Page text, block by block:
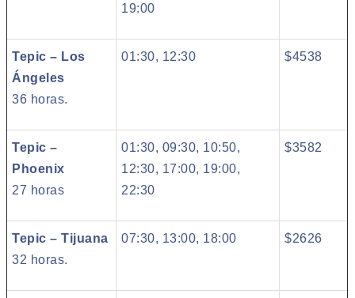
19:00
Tepic – Los
Ángeles
36 horas.
01:30, 12:30 $4538
Tepic –
Phoenix
27 horas
01:30, 09:30, 10:50,
12:30, 17:00, 19:00,
22:30
$3582
Tepic – Tijuana
32 horas.
07:30, 13:00, 18:00 $2626